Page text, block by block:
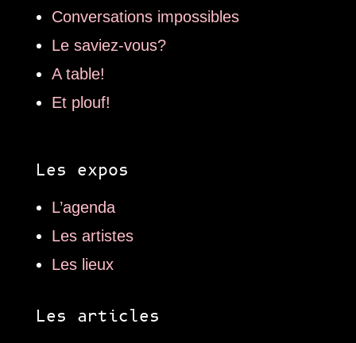
Conversations impossibles
Le saviez-vous?
A table!
Et plouf!
Les expos
L’agenda
Les artistes
Les lieux
Les articles